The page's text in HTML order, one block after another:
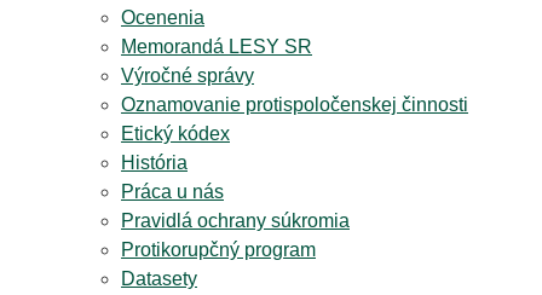
Ocenenia
Memorandá LESY SR
Výročné správy
Oznamovanie protispoločenskej činnosti
Etický kódex
História
Práca u nás
Pravidlá ochrany súkromia
Protikorupčný program
Datasety